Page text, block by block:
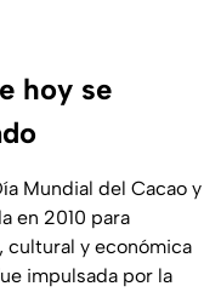
hoy se
Mundial del Cacao y
en 2010 para
cultural y económica
impulsada por la